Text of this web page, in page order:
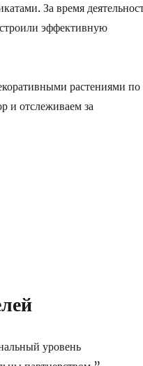
За время
эффективную
растениями по
и отслеживаем за
уровень